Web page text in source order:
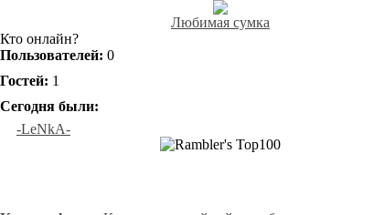
Любимая сумка
Кто онлайн?
Пользователей: 0
Гостей: 1
Сегодня были:
-LeNkA-